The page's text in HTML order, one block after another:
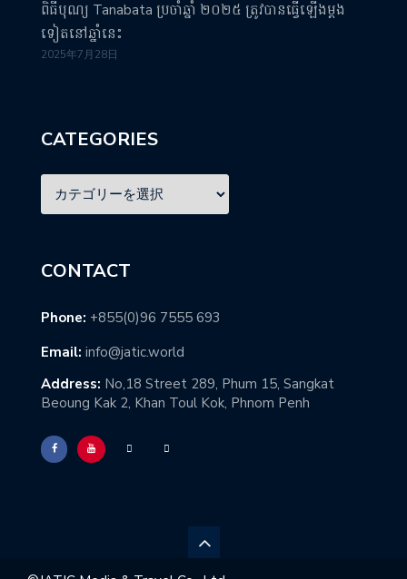
ពិធីបុណ្យ Tanabata ប្រចាំឆ្នាំ ២០២៥ ត្រូវបានធ្វើឡើងម្តង
ទៀតនៅឆ្នាំនេះ
2025年7月28日
CATEGORIES
CONTACT
Phone: +855(0)96 7555 693
Email: info@jatic.world
Address: No,18 Street 289, Phum 15, Sangkat
Beoung Kak 2, Khan Toul Kok, Phnom Penh